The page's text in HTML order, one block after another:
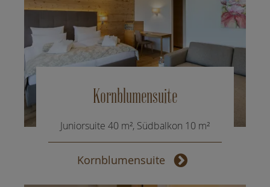
Kornblumensuite
Juniorsuite 40 m², Südbalkon 10 m²
Kornblumensuite